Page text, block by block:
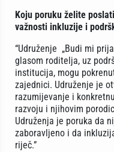
Koju poruku želite
važnosti inkluzije i
“Udruženje „Budi mi
glasom roditelja, uz
institucija, mogu
zajednici. Udruženje je
razumijevanje i
razvoju i njihovim
Udruženja je poruka da
zaboravljeno i da
riječ.”